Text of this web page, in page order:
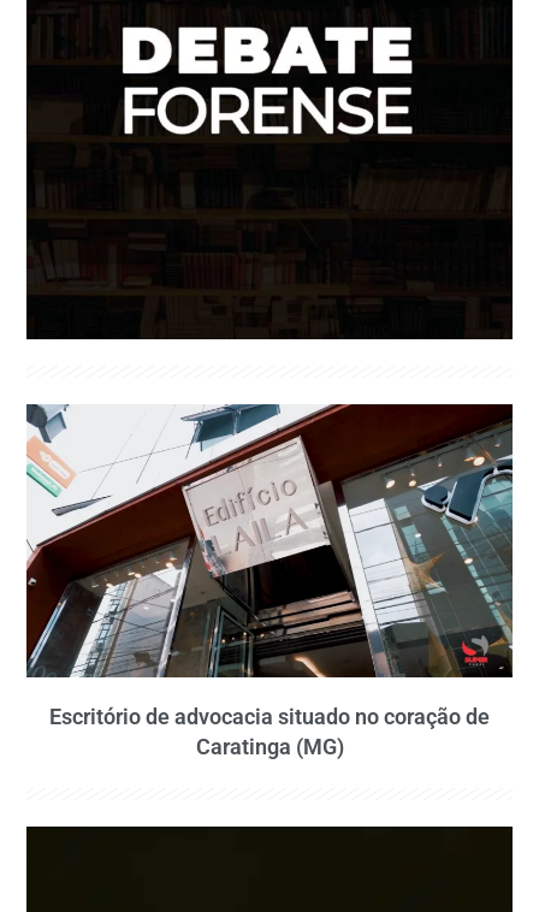
Escritório de advocacia situado no coração de
Caratinga (MG)